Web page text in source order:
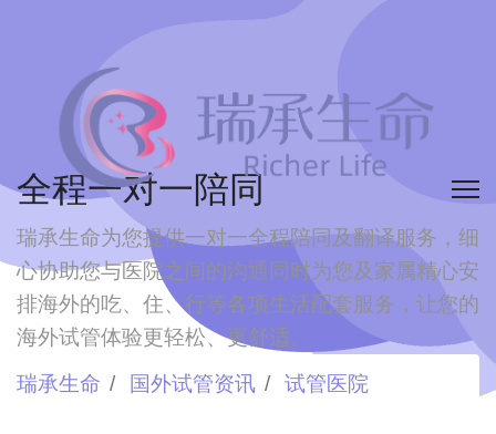
全程一对一陪同
瑞承生命为您提供一对一全程陪同及翻译服务，细
心协助您与医院之间的沟通 同时为您及家属精心安
排海外的吃、住、行等各项生活配套服务，让您的
海外试管体验更轻松、更舒适。
瑞承生命
国外试管资讯 试管医院